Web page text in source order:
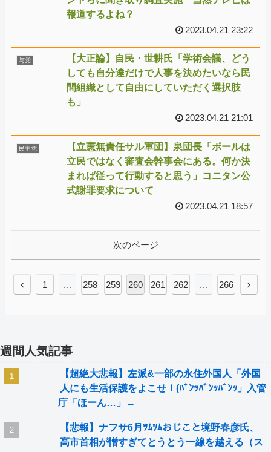
報道するよね？
2023.04.21 23:22
与党
【大正論】自民・世耕氏「学術会議、どう
しても自分達だけで人事を決めたいなら民
間組織として自由にしていただく選択肢
も」
2023.04.21 21:01
民主党
【立憲無責任サル軍団】泉団長「ボールは
立民ではなく審査会幹事会にある。何か決
まれば従って行動すると思う」コニタン公
式謝罪要求について
2023.04.21 18:57
次のページ
1 … 258 259 260 261 262 … 266
週間人気記事
【超絶大悲報】左派&一部の永住外国人「外国
人にも生活保護をよこせ！(ﾊﾞﾝｯﾊﾞﾝｯﾊﾞﾝｯ」入管
庁「ほーん…」→
【悲報】ナフサ6月ﾂﾑﾂﾑおじこと境野春彦氏、
高市首相が憎すぎてとうとう一線を越える（ス